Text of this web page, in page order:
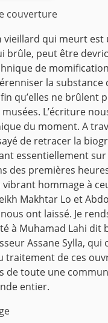
couverture
vieillard qui meurt est
brûle, peut être
de
la substance
qu’elles ne brûlent
L’écriture
du moment. A
de retracer la
essentiellement
des premières
hommage à
Makhtar Lo et
nous ont laissé. Je
à Muhamad Lahi dit
Assane Sylla, qui
traitement de ces
de toute une
entier.